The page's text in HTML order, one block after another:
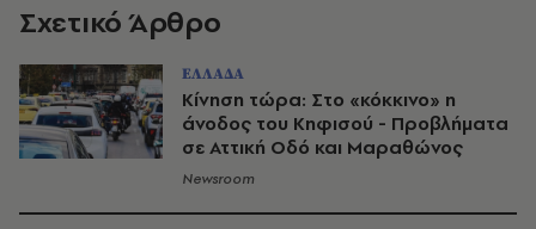
Σχετικό Άρθρο
ΕΛΛΑΔΑ
Κίνηση τώρα: Στο «κόκκινο» η
άνοδος του Κηφισού - Προβλήματα
σε Αττική Οδό και Μαραθώνος
Newsroom